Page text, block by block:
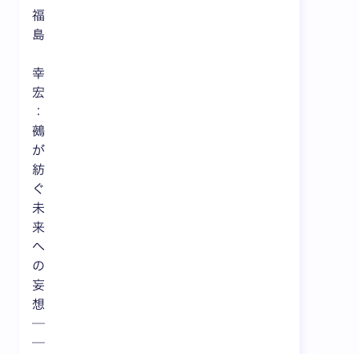
福
島
幸
宏
：
鵺
が
紡
ぐ
未
来
へ
の
妄
想
─
─